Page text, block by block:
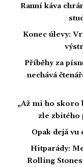
Ranní káva
Konec úlevy:
Příběhy za
nechává
„Až mi ho
zle zbitého
Opak dejá
Hitparády:
Rolling